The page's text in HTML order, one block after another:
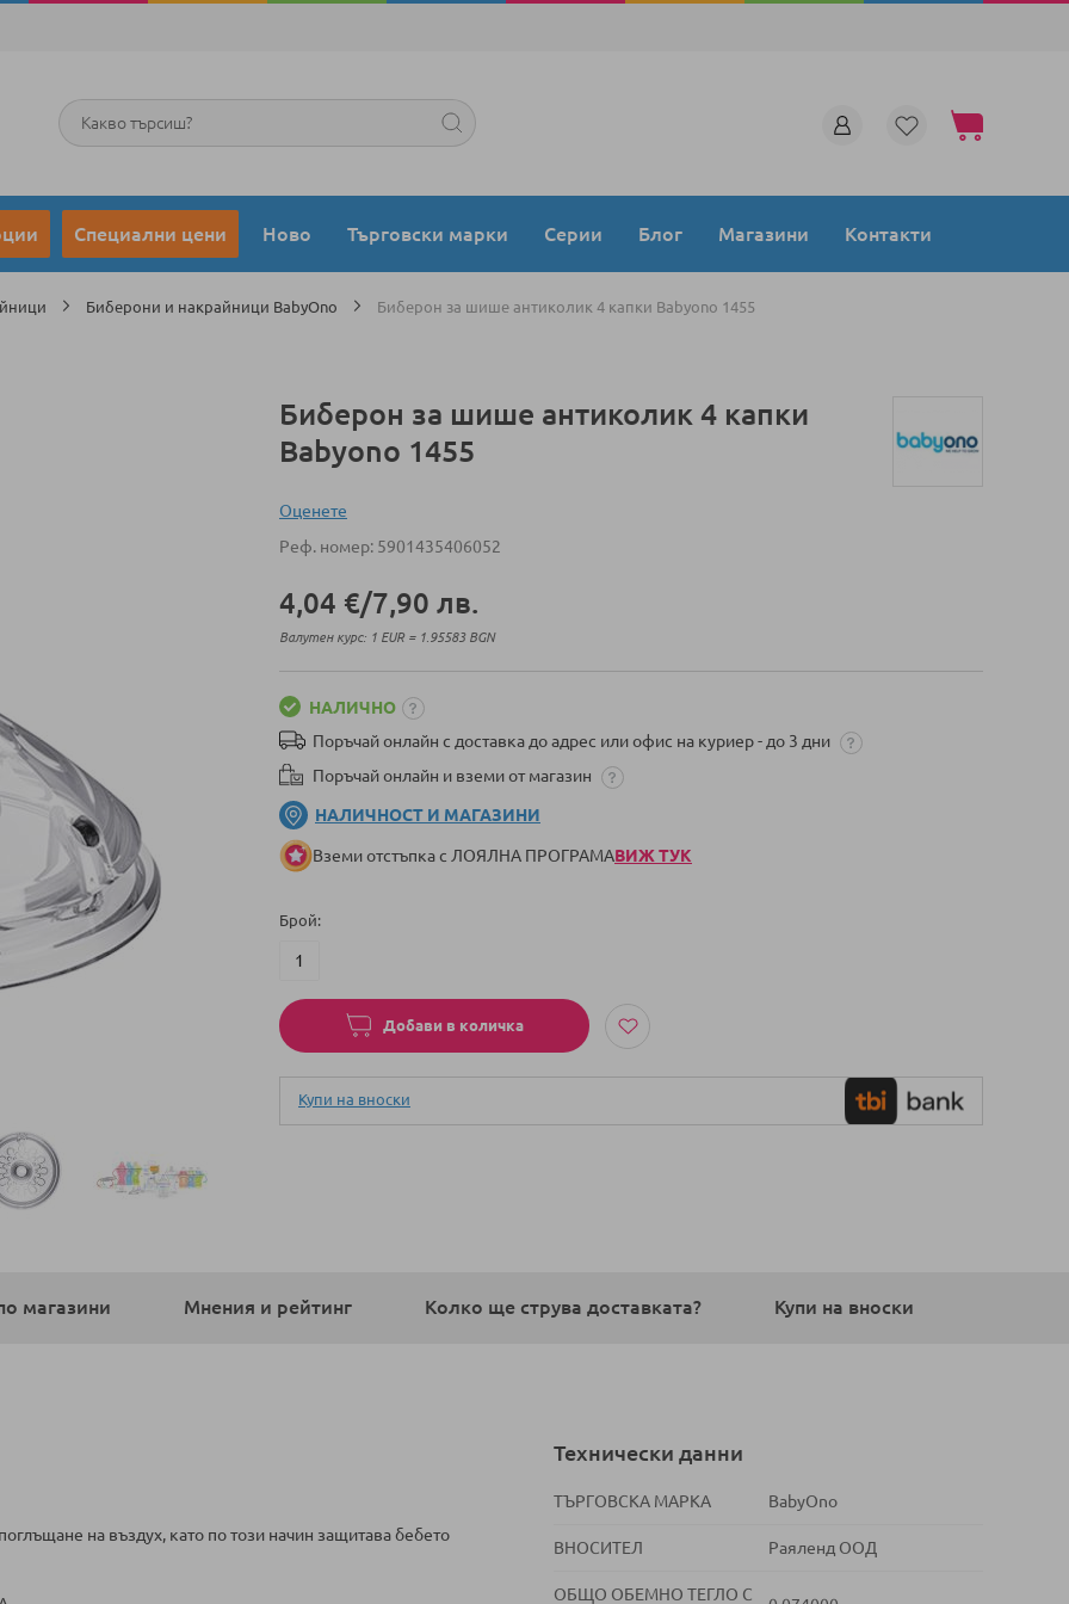
Моята количка
Търсене
Специални цени Ново Търговски марки Серии Блог Магазини Контакти
Биберони и накрайници BabyOno Биберон за шише антиколик 4 капки Babyono 1455
Биберон за шише антиколик 4 капки
Babyono 1455
Оценeте
Реф. номер 5901435406052
4,04 €/7,90 лв.
Валутен курс: 1 EUR = 1.95583 BGN
НАЛИЧНО
Поръчай онлайн с доставка до адрес или офис на куриер - до 3 дни
Поръчай онлайн и вземи от магазин
НАЛИЧНОСТ И МАГАЗИНИ
Вземи отстъпка с ЛОЯЛНА ПРОГРАМАВИЖ ТУК
Брой
Добави в количка
Купи на вноски
магазини Мнения и рейтинг Колко ще струва доставката? Купи на вноски
на въздух, като по този начин защитава бебето
Технически данни
ТЪРГОВСКА МАРКА BabyOno
ВНОСИТЕЛ Раяленд ООД
ОБЩО ОБЕМНО ТЕГЛО С